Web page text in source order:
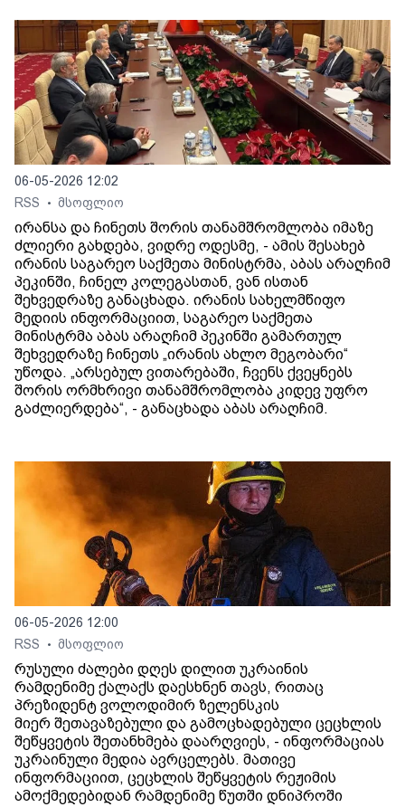
06-05-2026 12:02
RSS
• მსოფლიო
ირანსა და ჩინეთს შორის თანამშრომლობა იმაზე
ძლიერი გახდება, ვიდრე ოდესმე, - ამის შესახებ
ირანის საგარეო საქმეთა მინისტრმა, აბას არაღჩიმ
პეკინში, ჩინელ კოლეგასთან, ვან ისთან
შეხვედრაზე განაცხადა. ირანის სახელმწიფო
მედიის ინფორმაციით, საგარეო საქმეთა
მინისტრმა აბას არაღჩიმ პეკინში გამართულ
შეხვედრაზე ჩინეთს „ირანის ახლო მეგობარი“
უწოდა. „არსებულ ვითარებაში, ჩვენს ქვეყნებს
შორის ორმხრივი თანამშრომლობა კიდევ უფრო
გაძლიერდება“, - განაცხადა აბას არაღჩიმ.
06-05-2026 12:00
RSS
• მსოფლიო
რუსული ძალები დღეს დილით უკრაინის
რამდენიმე ქალაქს დაესხნენ თავს, რითაც
პრეზიდენტ ვოლოდიმირ ზელენსკის
მიერ შეთავაზებული და გამოცხადებული ცეცხლის
შეწყვეტის შეთანხმება დაარღვიეს, - ინფორმაციას
უკრაინული მედია ავრცელებს. მათივე
ინფორმაციით, ცეცხლის შეწყვეტის რეჟიმის
ამოქმედებიდან რამდენიმე წუთში დნიპროში